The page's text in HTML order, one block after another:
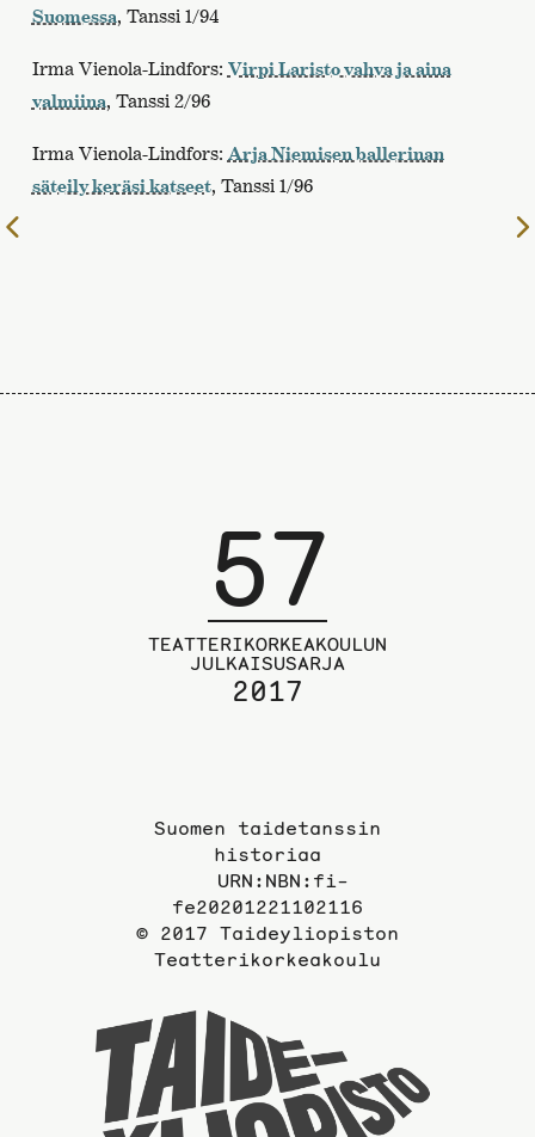
Suomessa, Tanssi 1/94
Irma Vienola-Lindfors: Virpi Laristo vahva ja aina
valmiina, Tanssi 2/96
Irma Vienola-Lindfors: Arja Niemisen ballerinan
säteily keräsi katseet, Tanssi 1/96
57
TEATTERIKORKEAKOULUN
JULKAISUSARJA
2017
Suomen taidetanssin
historiaa
URN:NBN:fi-
fe20201221102116
© 2017 Taideyliopiston
Teatterikorkeakoulu